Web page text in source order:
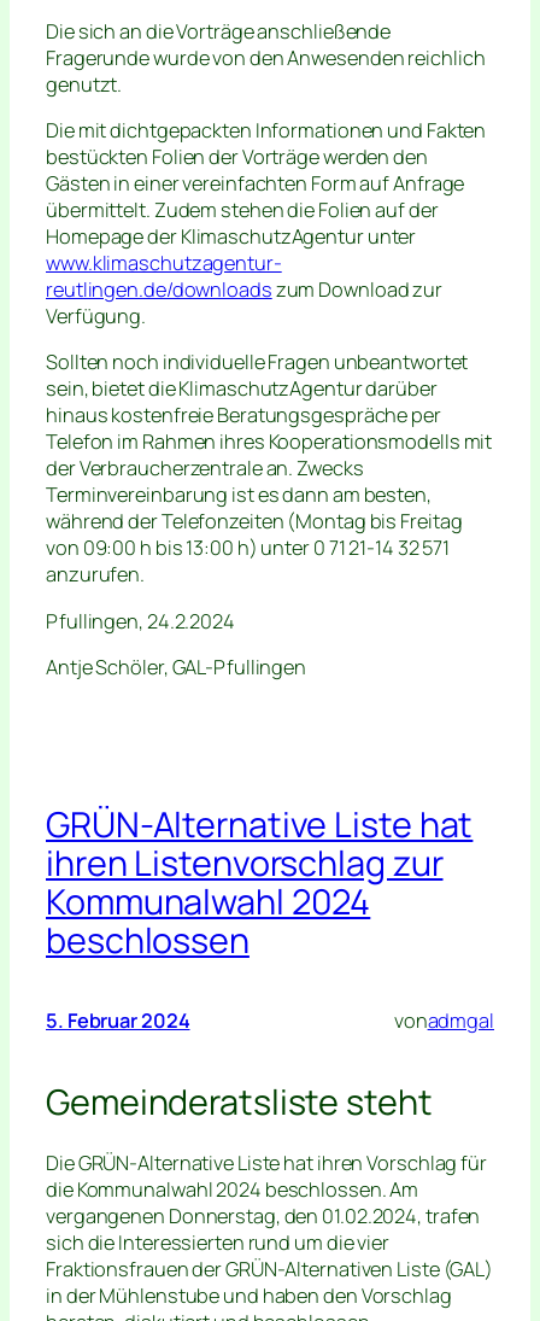
Die sich an die Vorträge anschließende
Fragerunde wurde von den Anwesenden reichlich
genutzt.
Die mit dichtgepackten Informationen und Fakten
bestückten Folien der Vorträge werden den
Gästen in einer vereinfachten Form auf Anfrage
übermittelt. Zudem stehen die Folien auf der
Homepage der KlimaschutzAgentur unter
www.klimaschutzagentur-
reutlingen.de/downloadszum Download zur
Verfügung.
Sollten noch individuelle Fragen unbeantwortet
sein, bietet die KlimaschutzAgentur darüber
hinaus kostenfreie Beratungsgespräche per
Telefon im Rahmen ihres Kooperationsmodells mit
der Verbraucherzentrale an. Zwecks
Terminvereinbarung ist es dann am besten,
während der Telefonzeiten (Montag bis Freitag
von 09:00 h bis 13:00 h) unter 0 71 21-14 32 571
anzurufen.
Pfullingen, 24.2.2024
Antje Schöler, GAL-Pfullingen
GRÜN-Alternative Liste hat
ihren Listenvorschlag zur
Kommunalwahl 2024
beschlossen
5. Februar 2024 vonadmgal
Gemeinderatsliste steht
Die GRÜN-Alternative Liste hat ihren Vorschlag für
die Kommunalwahl 2024 beschlossen. Am
vergangenen Donnerstag, den 01.02.2024, trafen
sich die Interessierten rund um die vier
Fraktionsfrauen der GRÜN-Alternativen Liste (GAL)
in der Mühlenstube und haben den Vorschlag